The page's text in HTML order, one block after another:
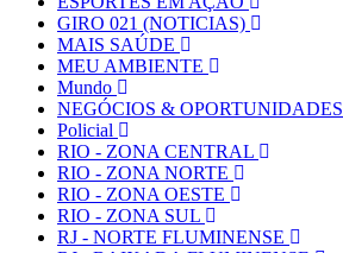
GIRO 021 (NOTICIAS)
MAIS SAÚDE
MEU AMBIENTE
Mundo
NEGÓCIOS & OPORTUNIDADES
Policial
RIO - ZONA CENTRAL
RIO - ZONA NORTE
RIO - ZONA OESTE
RIO - ZONA SUL
RJ - NORTE FLUMINENSE